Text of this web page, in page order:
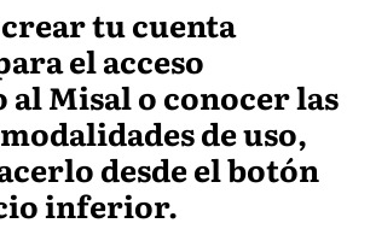
crear tu cuenta
el acceso
Misal o conocer las
de uso,
desde el botón
inferior.